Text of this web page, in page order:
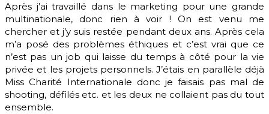
Après j’ai travaillé dans le marketing pour une grande
multinationale, donc rien à voir ! On est venu me
chercher et j’y suis restée pendant deux ans. Après cela
m’a posé des problèmes éthiques et c’est vrai que ce
n’est pas un job qui laisse du temps à côté pour la vie
privée et les projets personnels. J’étais en parallèle déjà
Miss Charité Internationale donc je faisais pas mal de
shooting, défilés etc. et les deux ne collaient pas du tout
ensemble.